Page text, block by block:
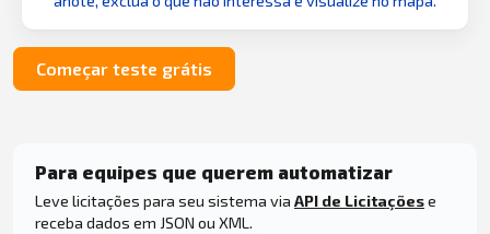
Começar teste grátis
Para equipes que querem automatizar
Leve licitações para seu sistema via API de Licitaçõese
receba dados em JSON ou XML.